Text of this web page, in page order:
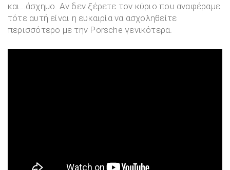
και…άσχημο. Αν δεν ξέρετε τον κύριο που αναφέραμε
τότε αυτή είναι η ευκαιρία να ασχοληθείτε
περισσότερο με την Porsche γενικότερα.